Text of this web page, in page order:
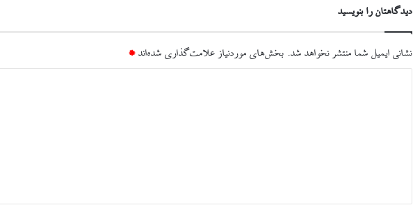
دیدگاهتان را بنویسید
نشانی ایمیل شما منتشر نخواهد شد. بخش‌های موردنیاز علامت‌گذاری شده‌اند *
*